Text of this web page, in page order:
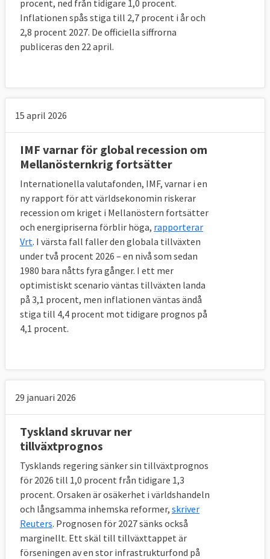
procent, ned från tidigare 1,0 procent.
Inflationen spås stiga till 2,7 procent i år och
2,8 procent 2027. De officiella siffrorna
publiceras den 22 april.
15 april 2026
IMF varnar för global recession om
Mellanösternkrig fortsätter
Internationella valutafonden, IMF, varnar i en
ny rapport för att världsekonomin riskerar
recession om kriget i Mellanöstern fortsätter
och energipriserna förblir höga, rapporterar
Vrt. I värsta fall faller den globala tillväxten
under två procent 2026 – en nivå som sedan
1980 bara nåtts fyra gånger. I ett mer
optimistiskt scenario väntas tillväxten landa
på 3,1 procent, men inflationen väntas ändå
stiga till 4,4 procent mot tidigare prognos på
4,1 procent.
29 januari 2026
Tyskland skruvar ner
tillväxtprognos
Tysklands regering sänker sin tillväxtprognos
för 2026 till 1,0 procent från tidigare 1,3
procent. Orsaken är osäkerhet i världshandeln
och långsamma inhemska reformer, skriver
Reuters. Prognosen för 2027 sänks också
marginellt. Ett skäl till tillväxttappet är
förseningen av en stor infrastrukturfond på